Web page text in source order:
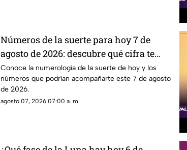
Números de la suerte para hoy 7 de
agosto de 2026: descubre qué cifra te
favorece
Conoce la numerología de la suerte de hoy y los
números que podrían acompañarte este 7 de agosto
de 2026.
agosto 07, 2026 07:00 a. m.